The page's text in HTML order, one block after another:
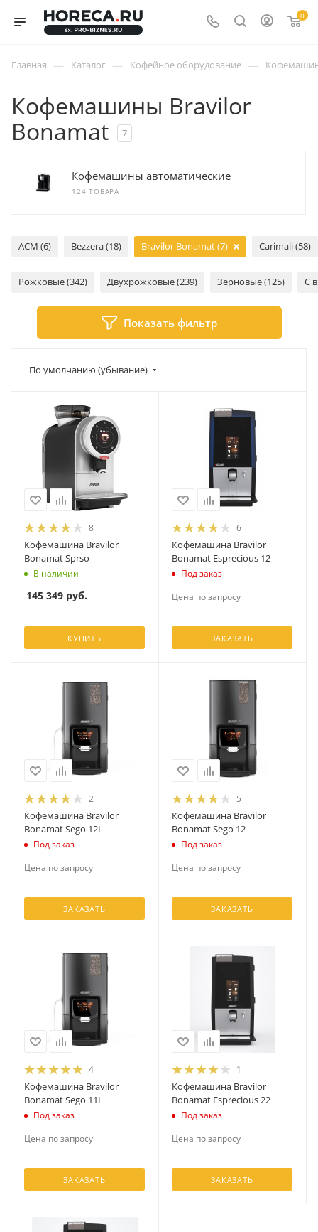
0
Главная — Каталог — Кофейное оборудование —
Кофемашины Bravilor
Bonamat
7
Кофемашины автоматические
124 ТОВАРА
ACM (6) Bezzera (18) Bravilor Bonamat (7) Carimali (58)
Рожковые (342) Двухрожковые (239) Зерновые (125) С
Показать фильтр
По умолчанию (убывание)
8
Кофемашина Bravilor
Bonamat Sprso
В наличии
145 349 руб.
КУПИТЬ
6
Кофемашина Bravilor
Bonamat Esprecious 12
Под заказ
Цена по запросу
ЗАКАЗАТЬ
2
Кофемашина Bravilor
Bonamat Sego 12L
Под заказ
Цена по запросу
ЗАКАЗАТЬ
5
Кофемашина Bravilor
Bonamat Sego 12
Под заказ
Цена по запросу
ЗАКАЗАТЬ
4
Кофемашина Bravilor
Bonamat Sego 11L
Под заказ
Цена по запросу
ЗАКАЗАТЬ
1
Кофемашина Bravilor
Bonamat Esprecious 22
Под заказ
Цена по запросу
ЗАКАЗАТЬ